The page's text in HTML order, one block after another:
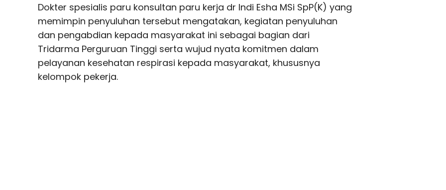
Dokter spesialis paru konsultan paru kerja dr Indi Esha MSi SpP(K) yang
memimpin penyuluhan tersebut mengatakan, kegiatan penyuluhan
dan pengabdian kepada masyarakat ini sebagai bagian dari
Tridarma Perguruan Tinggi serta wujud nyata komitmen dalam
pelayanan kesehatan respirasi kepada masyarakat, khususnya
kelompok pekerja.